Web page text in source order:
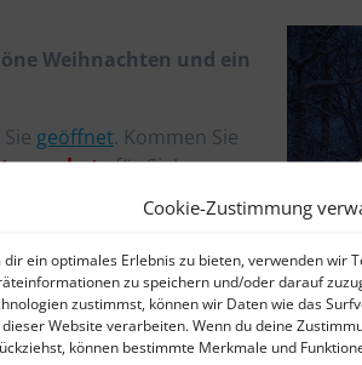
Cookie-Zustimmung
dir ein optimales Erlebnis zu bieten, verwenden wir
zu speichern und/oder darauf
zustimmst, können wir Daten wie das
Website verarbeiten. Wenn du deine
können bestimmte Merkmale und
Weihnachten und ein
geöffnet. Kommen Sie
für Sie!
(31. Dezember) bleibt